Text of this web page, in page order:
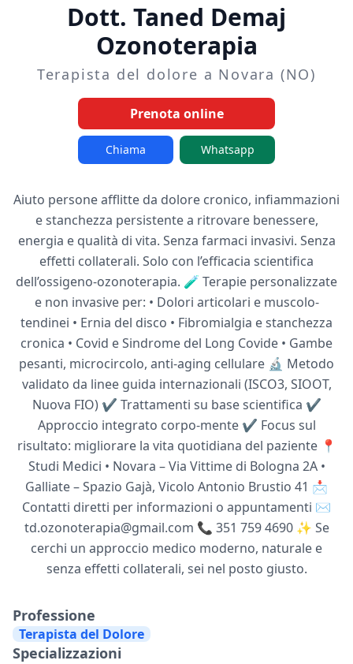
Dott. Taned Demaj
Ozonoterapia
Terapista del dolore a Novara (NO)
Prenota online
Chiama Whatsapp
Aiuto persone afflitte da dolore cronico, infiammazioni
e stanchezza persistente a ritrovare benessere,
energia e qualità di vita. Senza farmaci invasivi. Senza
effetti collaterali. Solo con l’efficacia scientifica
dell’ossigeno-ozonoterapia. 🧪 Terapie personalizzate
e non invasive per: • Dolori articolari e muscolo-
tendinei • Ernia del disco • Fibromialgia e stanchezza
cronica • Covid e Sindrome del Long Covide • Gambe
pesanti, microcircolo, anti-aging cellulare 🔬 Metodo
validato da linee guida internazionali (ISCO3, SIOOT,
Nuova FIO) ✔️ Trattamenti su base scientifica ✔️
Approccio integrato corpo-mente ✔️ Focus sul
risultato: migliorare la vita quotidiana del paziente 📍
Studi Medici • Novara – Via Vittime di Bologna 2A •
Galliate – Spazio Gajà, Vicolo Antonio Brustio 41 📩
Contatti diretti per informazioni o appuntamenti ✉️
td.ozonoterapia@gmail.com 📞 351 759 4690 ✨ Se
cerchi un approccio medico moderno, naturale e
senza effetti collaterali, sei nel posto giusto.
Professione
Terapista del Dolore
Specializzazioni